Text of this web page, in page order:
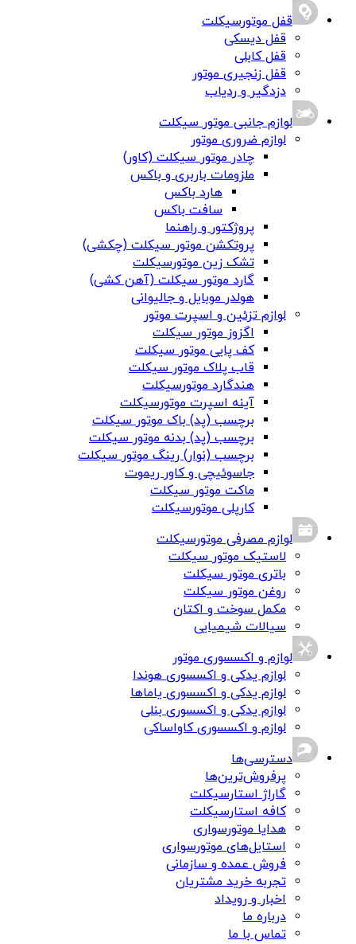
قفل موتورسیکلت
قفل دیسکی
قفل کابلی
قفل زنجیری موتور
دزدگیر و ردیاب
لوازم جانبی موتور سیکلت
لوازم ضروری موتور
چادر موتور سیکلت (کاور)
ملزومات باربری و باکس
هارد باکس
سافت باکس
پروژکتور و راهنما
پروتکشن موتور سیکلت (چکشی)
تشک زین موتورسیکلت
گارد موتور سیکلت (آهن کشی)
هولدر موبایل و جالیوانی
لوازم تزئین و اسپرت موتور
اگزوز موتور سیکلت
کف پایی موتور سیکلت
قاب پلاک موتور سیکلت
هندگارد موتورسیکلت
آینه اسپرت موتورسیکلت
برچسب (پد) باک موتور سیکلت
برچسب (پد) بدنه موتور سیکلت
برچسب (نوار) رینگ موتور سیکلت
جاسوئیچی و کاور ریموت
ماکت موتور سیکلت
کارپلی موتورسیکلت
لوازم مصرفی موتورسیکلت
لاستیک موتور سیکلت
باتری موتور سیکلت
روغن موتور سیکلت
مکمل سوخت و اکتان
سیالات شیمیایی
لوازم و اکسسوری موتور
لوازم یدکی و اکسسوری هوندا
لوازم یدکی و اکسسوری یاماها
لوازم یدکی و اکسسوری بنلی
لوازم و اکسسوری کاواساکی
دسترسی‌ها
پرفروش‌ترین‌ها
گاراژ استارسیکلت
کافه استارسیکلت
هدایا موتورسواری
استایل‌های موتورسواری
فروش عمده و سازمانی
تجربه خرید مشتریان
اخبار و رویداد
درباره ما
تماس با ما